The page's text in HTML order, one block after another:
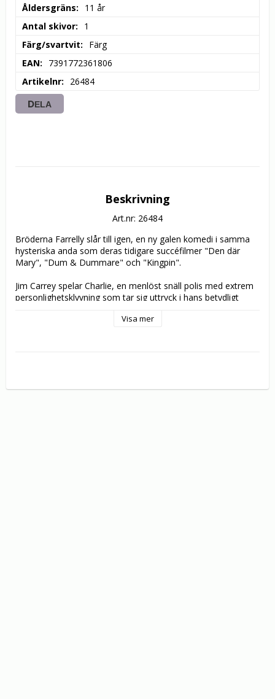
Åldersgräns
11 år
Antal skivor
1
Färg/svartvit
Färg
EAN
7391772361806
Artikelnr
26484
DELA
Beskrivning
Art.nr: 26484
Bröderna Farrelly slår till igen, en ny galen komedi i samma
hysteriska anda som deras tidigare succéfilmer "Den där
Mary", "Dum & Dummare" och "Kingpin".
Jim Carrey spelar Charlie, en menlöst snäll polis med extrem
personlighetsklyvning som tar sig uttryck i hans betydligt
är Irene, en kvinna på flykt. Både Charlie och Hank blir
Visa mer